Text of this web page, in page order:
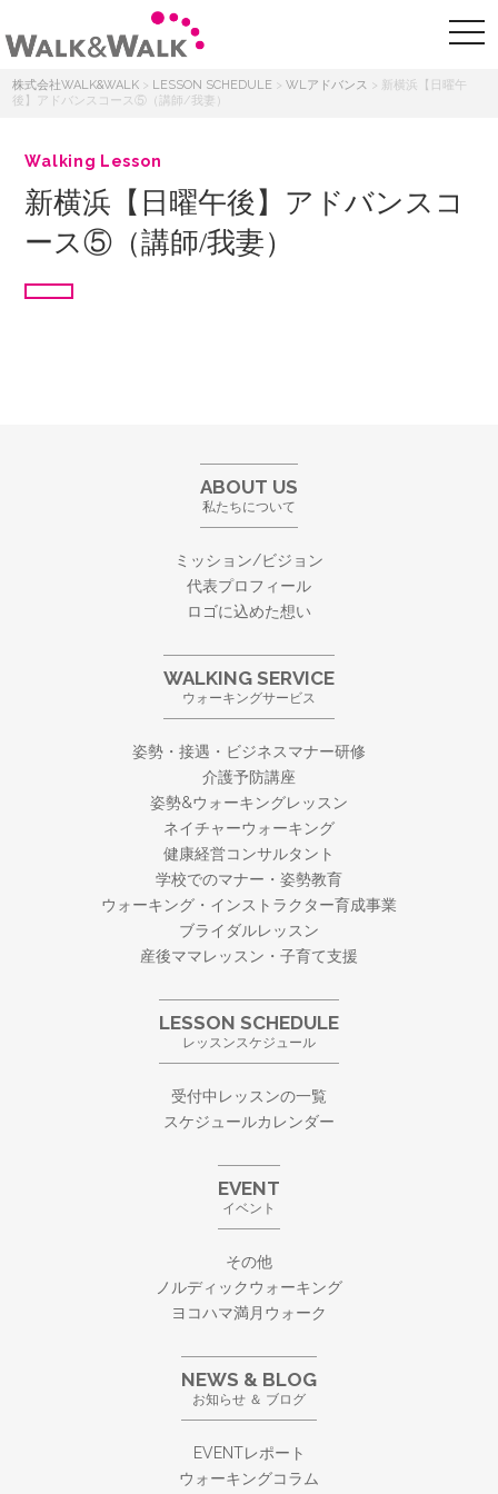
株式会社WALK&WALK > LESSON SCHEDULE >WLアドバンス > 新横浜【日曜午
後】アドバンスコース⑤（講師/我妻）
Walking Lesson
新横浜【日曜午後】アドバンスコ
ース⑤（講師/我妻）
ABOUT US
私たちについて
ミッション/ビジョン
代表プロフィール
ロゴに込めた想い
WALKING SERVICE
ウォーキングサービス
姿勢・接遇・ビジネスマナー研修
介護予防講座
姿勢&ウォーキングレッスン
ネイチャーウォーキング
健康経営コンサルタント
学校でのマナー・姿勢教育
ウォーキング・ インストラクター育成事業
ブライダルレッスン
産後ママレッスン・子育て支援
LESSON SCHEDULE
レッスンスケジュール
受付中レッスンの一覧
スケジュールカレンダー
EVENT
イベント
その他
ノルディックウォーキング
ヨコハマ満月ウォーク
NEWS & BLOG
お知らせ ＆ ブログ
EVENTレポート
ウォーキングコラム